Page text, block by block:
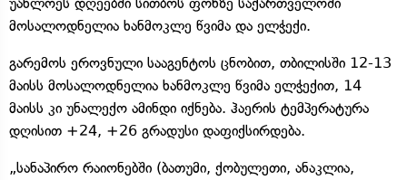
მოსალოდნელია ხანმოკლე წვიმა და ელჭექი.
გარემოს ეროვნული სააგენტოს ცნობით, თბილისში 12-13
მაისს მოსალოდნელია ხანმოკლე წვიმა ელჭექით, 14
მაისს კი უნალექო ამინდი იქნება. ჰაერის ტემპერატურა
დღისით +24, +26 გრადუსი დაფიქსირდება.
„სანაპირო რაიონებში (ბათუმი, ქობულეთი, ანაკლია,